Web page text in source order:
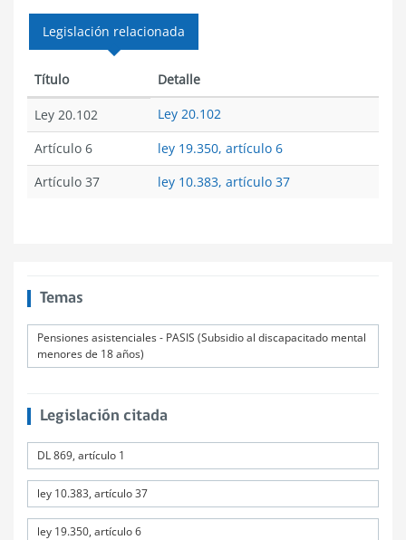
Legislación relacionada
Título Detalle
Ley 20.102
Ley 20.102
Artículo 6
ley 19.350, artículo 6
Artículo 37
ley 10.383, artículo 37
Temas
Pensiones asistenciales - PASIS (Subsidio al discapacitado mental
menores de 18 años)
Legislación citada
DL 869, artículo 1
ley 10.383, artículo 37
ley 19.350, artículo 6